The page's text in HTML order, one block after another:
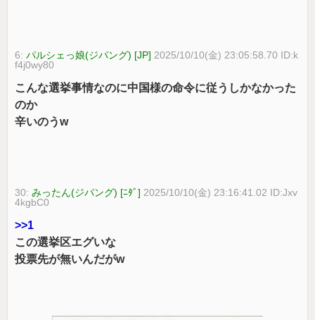
6:パルシェっ娘(ジパング) [JP] 2025/10/10(金) 23:05:58.70 ID:k
f4j0wy80
こんな選挙事情なのに中国様の命令に従うしかなかった
のか
辛いのうw
30:みったん(ジパング) [ﾆﾀﾞ] 2025/10/10(金) 23:16:41.02 ID:Jxv
4kgbC0
>>1
この選挙区エグいな
投票先が無いんだがw